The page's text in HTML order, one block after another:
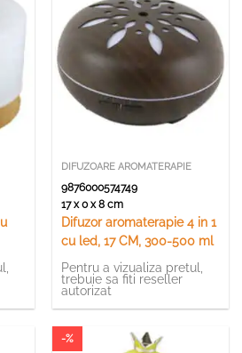
DIFUZOARE AROMATERAPIE
9876000574749
17 x 0 x 8 cm
Difuzor aromaterapie 4 in 1
cu led, 17 CM, 300-500 ml
Pentru a vizualiza pretul,
trebuie sa fiti reseller
autorizat
-%